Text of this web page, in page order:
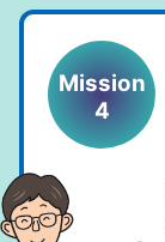
Mission
4